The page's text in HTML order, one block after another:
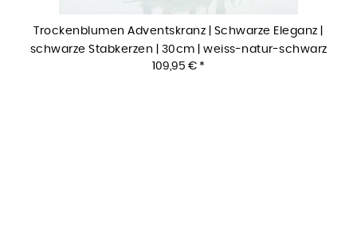
Trockenblumen Adventskranz | Schwarze Eleganz |
schwarze Stabkerzen | 30cm | weiss-natur-schwarz
109,95 € *